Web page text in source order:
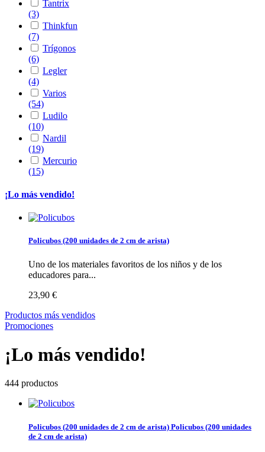
Tantrix
(3)
Thinkfun
(7)
Trígonos
(6)
Legler
(4)
Varios
(54)
Ludilo
(10)
Nardil
(19)
Mercurio
(15)
¡Lo más vendido!
Policubos (200 unidades de 2 cm de arista)
Uno de los materiales favoritos de los niños y de los
educadores para...
23,90 €
Productos más vendidos
Promociones
¡Lo más vendido!
444 productos
Policubos (200 unidades de 2 cm de arista) Policubos (200 unidades
de 2 cm de arista)